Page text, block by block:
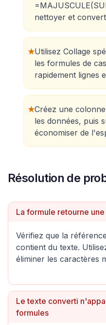
nettoyer et
★Utilisez Collage
les formules de
rapidement lignes
★Créez une
les données, puis
économiser de
Résolution de
La formule retourne une
Vérifiez que la
contient du texte.
éliminer les caractères
Le texte converti
formules